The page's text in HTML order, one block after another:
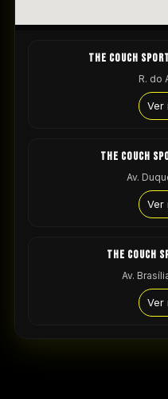
THE COUCH
R. do
Ver
THE COUCH
Av.
Ver
THE COUCH
Av.
Ver